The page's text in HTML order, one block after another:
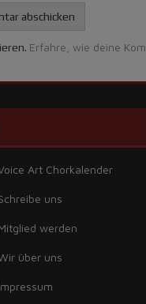
Alternative:
Erfahre, wie deine
Art Chorkalender
uns
werden
über uns